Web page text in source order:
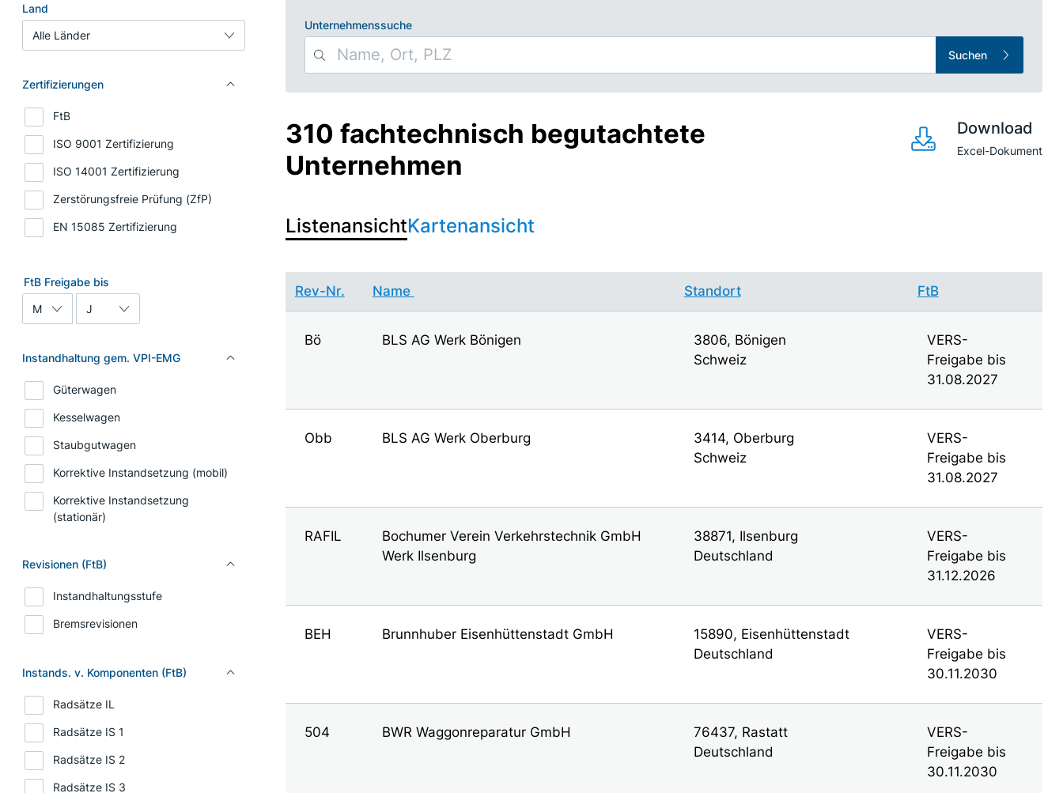
Unternehmenssuche
Suchen
Search Filters
Land
Zertifizierungen
FtB
ISO 9001 Zertifizierung
ISO 14001 Zertifizierung
Zerstörungsfreie Prüfung (ZfP)
EN 15085 Zertifizierung
FtB Freigabe bis
Monat
Jahr
Instandhaltung gem. VPI-EMG
Güterwagen
Kesselwagen
Staubgutwagen
Korrektive Instandsetzung (mobil)
Korrektive Instandsetzung
(stationär)
Revisionen (FtB)
Instandhaltungsstufe
Bremsrevisionen
Instands. v. Komponenten (FtB)
Radsätze IL
Radsätze IS 1
Radsätze IS 2
Radsätze IS 3
310 fachtechnisch begutachtete
Unternehmen
Download
Excel-Dokument
ListenansichtKartenansicht
Rev-Nr. Name Standort FtB
Bö BLS AG Werk Bönigen
3806, Bönigen
Schweiz
VERS-
Freigabe bis
31.08.2027
Obb BLS AG Werk Oberburg
3414, Oberburg
Schweiz
VERS-
Freigabe bis
31.08.2027
RAFIL
Bochumer Verein Verkehrstechnik GmbH
Werk Ilsenburg
38871, Ilsenburg
Deutschland
VERS-
Freigabe bis
31.12.2026
BEH Brunnhuber Eisenhüttenstadt GmbH
15890, Eisenhüttenstadt
Deutschland
VERS-
Freigabe bis
30.11.2030
504 BWR Waggonreparatur GmbH
76437, Rastatt
Deutschland
VERS-
Freigabe bis
30.11.2030